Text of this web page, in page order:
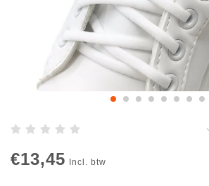
€13,45 Incl. btw